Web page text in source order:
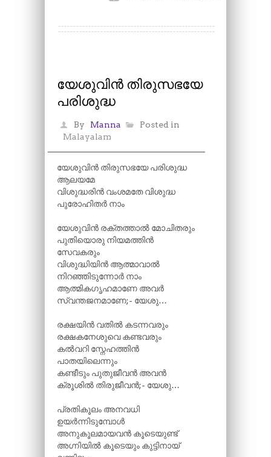
യേശുവിൻ തിരുസഭയേ
പരിശുദ്ധ
By Manna
Posted in
Malayalam
യേശുവിൻ തിരുസഭയേ പരിശുദ്ധ
ആലയമേ
വിശുദ്ധരിൻ വംശമതേ വിശുദ്ധ
പുരോഹിതർ നാം
യേശുവിൻ രക്തത്താൽ മോചിതരും
പുതിയൊരു നിയമത്തിൻ
സേവകരും
വിശുദ്ധിയിൻ ആത്മാവാൽ
നിറഞ്ഞിടുന്നോർ നാം
ആത്മികഗൃഹമാണേ അവർ
സ്വന്തജനമാണേ;- യേശു…
രക്ഷയിൻ വതിൽ കടന്നവരും
രക്ഷകനേശുവെ കണ്ടവരും
കൽവറി സ്നേഹത്തിൻ
പാതയിലെന്നും
കണ്ടീടും പുതുജീവൻ അവൻ
ക്രൂശിൽ തിരുജീവൻ;- യേശു…
പ്രതികൂലം അനവധി
ഉയർന്നിടുമ്പോൾ
അനുകൂലമായവൻ കൂടെയുണ്ട്
അഗ്നിയിൽ കൂടെയും കുട്ടിനായ്